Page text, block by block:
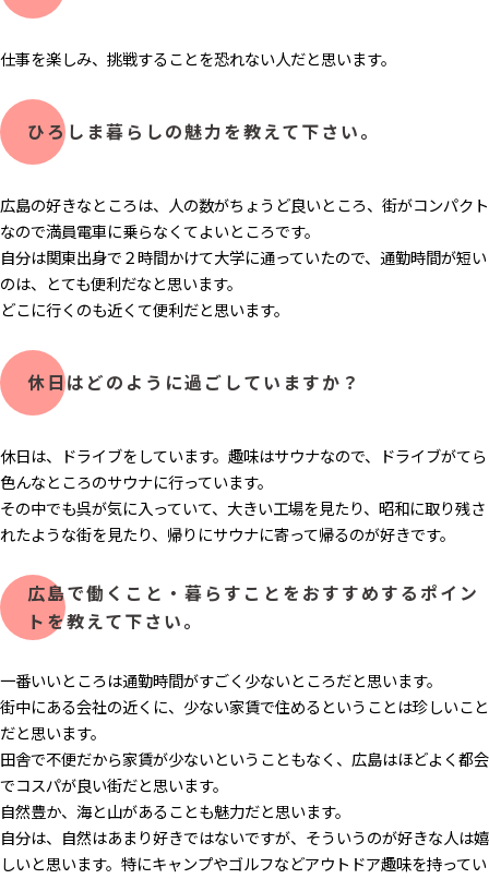
仕事を楽しみ、挑戦することを恐れない人だと思います。
ひろしま暮らしの魅力​を教えて下さい。
広島の好きなところは、人の数がちょうど良いところ、街がコンパクト
なので満員電車に乗らなくてよいところです。
自分は関東出身で２時間かけて大学に通っていたので、通勤時間が短い
のは、とても便利だなと思います。
どこに行くのも近くて便利だと思います。
休日はどのように過ごしていますか？
休日は、ドライブをしています。趣味はサウナなので、ドライブがてら
色んなところのサウナに行っています。
その中でも呉が気に入っていて、大きい工場を見たり、昭和に取り残さ
れたような街を見たり、帰りにサウナに寄って帰るのが好きです。
広島で働くこと・暮らすことをおすすめするポイン
トを教えて下さい。
一番いいところは通勤時間がすごく少ないところだと思います。
街中にある会社の近くに、少ない家賃で住めるということは珍しいこと
だと思います。
田舎で不便だから家賃が少ないということもなく、広島はほどよく都会
でコスパが良い街だと思います。
自然豊か、海と山があることも魅力だと思います。
自分は、自然はあまり好きではないですが、そういうのが好きな人は嬉
しいと思います。特にキャンプやゴルフなどアウトドア趣味を持ってい